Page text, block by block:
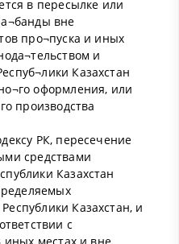
в пересылке или
вне
про¬пуска и иных
и
Казахстан
оформления, или
производства
РК, пересечение
средствами
Казахстан
Казахстан, и
с
иных местах и вне